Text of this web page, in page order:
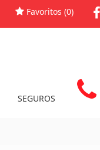
Favoritos (0)
SEGUROS